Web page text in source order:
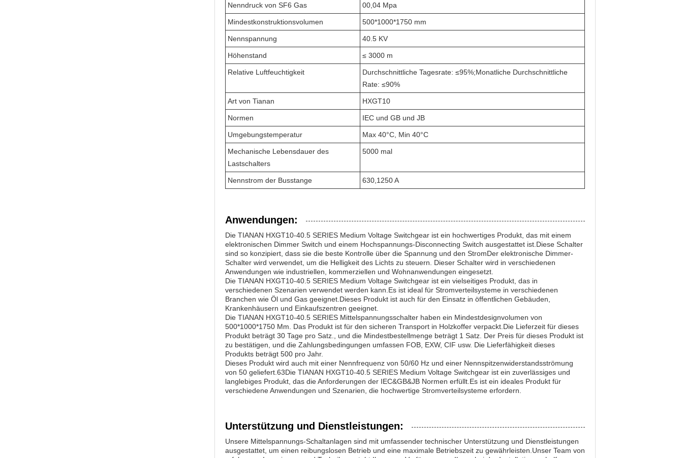
Nenndruck von SF6 Gas 00,04 Mpa
Mindestkonstruktionsvolumen 500*1000*1750 mm
Nennspannung 40.5 KV
Höhenstand ≤ 3000 m
Relative Luftfeuchtigkeit
Durchschnittliche Tagesrate: ≤95%;Monatliche Durchschnittliche
Rate: ≤90%
Art von Tianan HXGT10
Normen IEC und GB und JB
Umgebungstemperatur Max 40°C, Min 40°C
Mechanische Lebensdauer des
Lastschalters
5000 mal
Nennstrom der Busstange 630,1250 A
Anwendungen:
Die TIANAN HXGT10-40.5 SERIES Medium Voltage Switchgear ist ein hochwertiges Produkt, das mit einem
elektronischen Dimmer Switch und einem Hochspannungs-Disconnecting Switch ausgestattet ist.Diese Schalter
sind so konzipiert, dass sie die beste Kontrolle über die Spannung und den StromDer elektronische Dimmer-
Schalter wird verwendet, um die Helligkeit des Lichts zu steuern. Dieser Schalter wird in verschiedenen
Anwendungen wie industriellen, kommerziellen und Wohnanwendungen eingesetzt.
Die TIANAN HXGT10-40.5 SERIES Medium Voltage Switchgear ist ein vielseitiges Produkt, das in
verschiedenen Szenarien verwendet werden kann.Es ist ideal für Stromverteilsysteme in verschiedenen
Branchen wie Öl und Gas geeignet.Dieses Produkt ist auch für den Einsatz in öffentlichen Gebäuden,
Krankenhäusern und Einkaufszentren geeignet.
Die TIANAN HXGT10-40.5 SERIES Mittelspannungsschalter haben ein Mindestdesignvolumen von
500*1000*1750 Mm. Das Produkt ist für den sicheren Transport in Holzkoffer verpackt.Die Lieferzeit für dieses
Produkt beträgt 30 Tage pro Satz., und die Mindestbestellmenge beträgt 1 Satz. Der Preis für dieses Produkt ist
zu bestätigen, und die Zahlungsbedingungen umfassen FOB, EXW, CIF usw. Die Lieferfähigkeit dieses
Produkts beträgt 500 pro Jahr.
Dieses Produkt wird auch mit einer Nennfrequenz von 50/60 Hz und einer Nennspitzenwiderstandsströmung
von 50 geliefert.63Die TIANAN HXGT10-40.5 SERIES Medium Voltage Switchgear ist ein zuverlässiges und
langlebiges Produkt, das die Anforderungen der IEC&GB&JB Normen erfüllt.Es ist ein ideales Produkt für
verschiedene Anwendungen und Szenarien, die hochwertige Stromverteilsysteme erfordern.
Unterstützung und Dienstleistungen:
Unsere Mittelspannungs-Schaltanlagen sind mit umfassender technischer Unterstützung und Dienstleistungen
ausgestattet, um einen reibungslosen Betrieb und eine maximale Betriebszeit zu gewährleisten.Unser Team von